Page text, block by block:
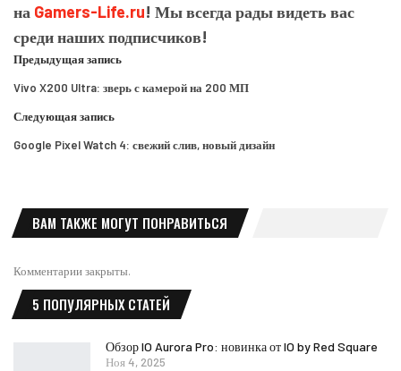
на Gamers-Life.ru! Мы всегда рады видеть вас
среди наших подписчиков!
Предыдущая запись
Vivo X200 Ultra: зверь с камерой на 200 МП
Следующая запись
Google Pixel Watch 4: свежий слив, новый дизайн
ВАМ ТАКЖЕ МОГУТ ПОНРАВИТЬСЯ
Комментарии закрыты.
5 ПОПУЛЯРНЫХ СТАТЕЙ
Обзор IO Aurora Pro: новинка от IO by Red Square
Ноя 4, 2025